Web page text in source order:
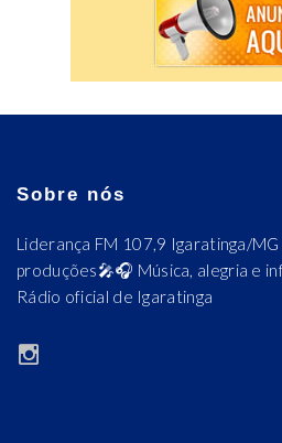
Sobre nós
Liderança FM 107,9 Igaratinga/MG
produções🎤🎧 Música, alegria e
Rádio oficial de Igaratinga